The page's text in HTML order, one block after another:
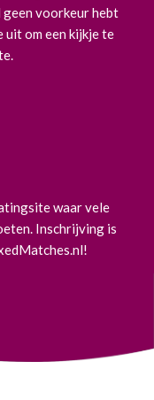
geen voorkeur hebt
uit om een kijkje te
waar vele
Inschrijving is